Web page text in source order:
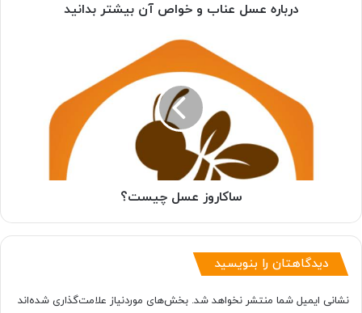
درباره عسل عناب و خواص آن بیشتر بدانید
ساکاروز عسل چیست؟
دیدگاهتان را بنویسید
نشانی ایمیل شما منتشر نخواهد شد. بخش‌های موردنیاز علامت‌گذاری شده‌اند